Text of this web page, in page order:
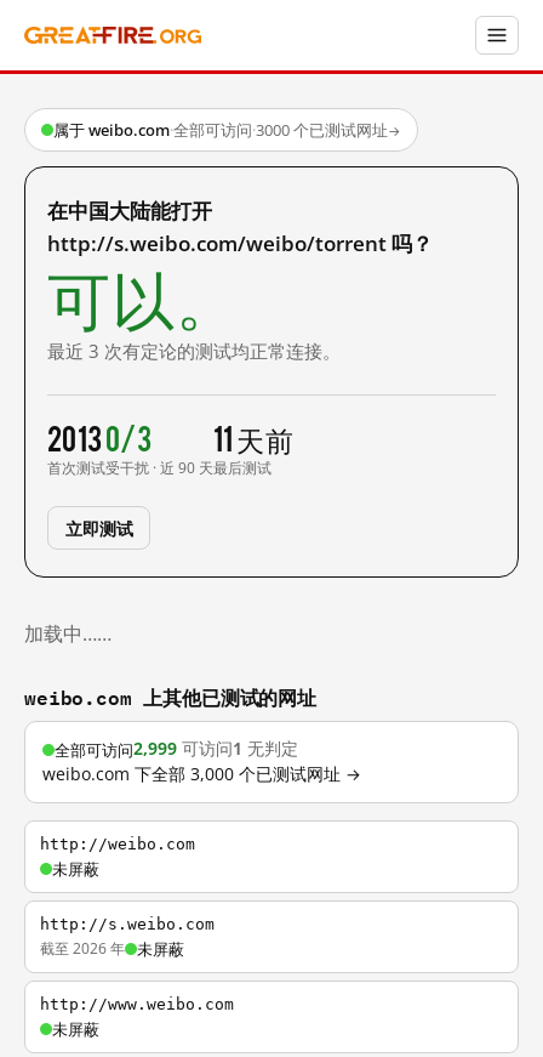
属于 weibo.com·全部可访问·3000 个已测试网址→
在中国大陆能打开
http://s.weibo.com/weibo/torrent 吗？
可以。
最近 3 次有定论的测试均正常连接。
2013
首次测试
0/3
受干扰 · 近 90 天
11 天前
最后测试
立即测试
加载中……
weibo.com 上其他已测试的网址
全部可访问2,999 可访问1 无判定
weibo.com 下全部 3,000 个已测试网址 →
http://weibo.com
未屏蔽
http://s.weibo.com
截至 2026 年 未屏蔽
http://www.weibo.com
未屏蔽